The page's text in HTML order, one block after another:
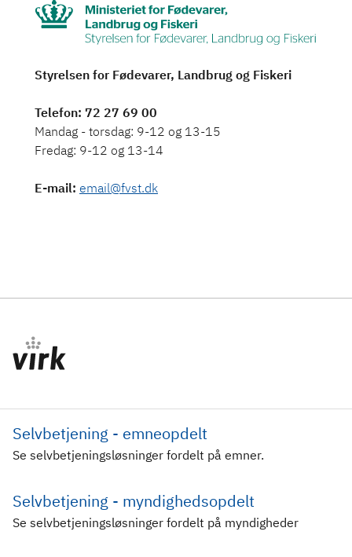
Styrelsen for Fødevarer, Landbrug og Fiskeri
Telefon: 72 27 69 00
Mandag - torsdag: 9-12 og 13-15
Fredag: 9-12 og 13-14
E-mail: email@fvst.dk
Selvbetjening - emneopdelt
Se selvbetjeningsløsninger fordelt på emner.
Selvbetjening - myndighedsopdelt
Se selvbetjeningsløsninger fordelt på myndigheder